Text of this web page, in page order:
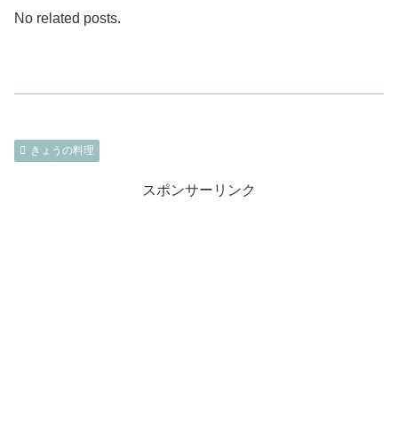
No related posts.
きょうの料理
スポンサーリンク